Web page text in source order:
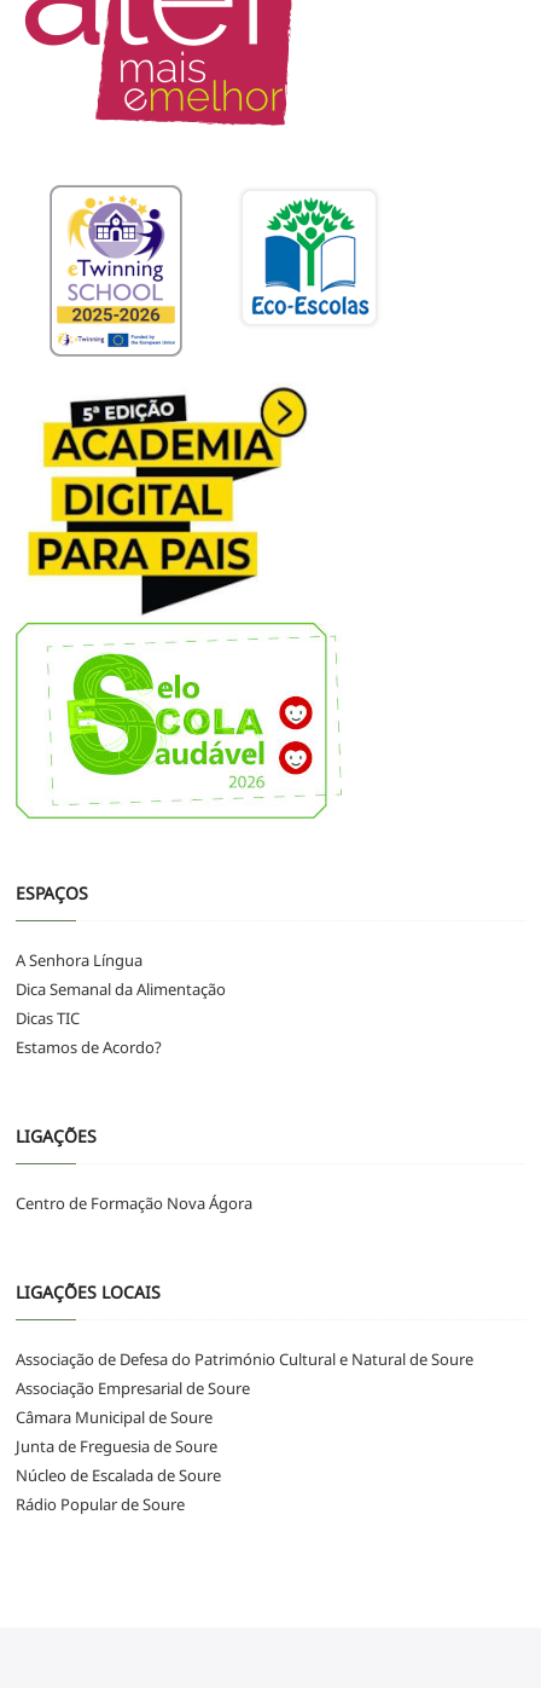
ESPAÇOS
A Senhora Língua
Dica Semanal da Alimentação
Dicas TIC
Estamos de Acordo?
LIGAÇÕES
Centro de Formação Nova Ágora
LIGAÇÕES LOCAIS
Associação de Defesa do Património Cultural e Natural de Soure
Associação Empresarial de Soure
Câmara Municipal de Soure
Junta de Freguesia de Soure
Núcleo de Escalada de Soure
Rádio Popular de Soure